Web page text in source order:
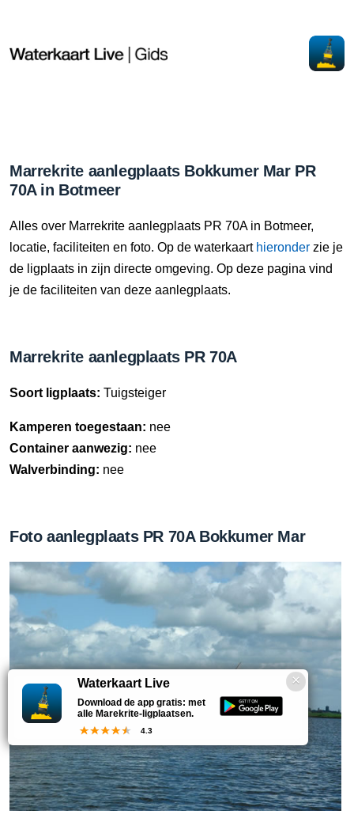
Marrekrite aanlegplaats Bokkumer Mar PR
70A in Botmeer
Alles over Marrekrite aanlegplaats PR 70A in Botmeer,
locatie, faciliteiten en foto. Op de waterkaart hieronder zie je
de ligplaats in zijn directe omgeving. Op deze pagina vind
je de faciliteiten van deze aanlegplaats.
Marrekrite aanlegplaats PR 70A
Soort ligplaats: Tuigsteiger
Kamperen toegestaan: nee
Container aanwezig: nee
Walverbinding: nee
Foto aanlegplaats PR 70A Bokkumer Mar
Waterkaart Live
Download de app gratis: met
alle Marekrite-ligplaatsen.
4.3